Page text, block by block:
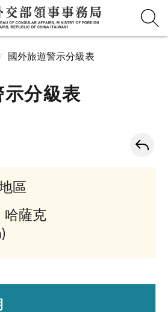
國外旅遊警示分級表
示分級表
區
哈薩克